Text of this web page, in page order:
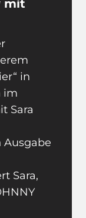
mit
in
im
Sara
Ausgabe
Sara,